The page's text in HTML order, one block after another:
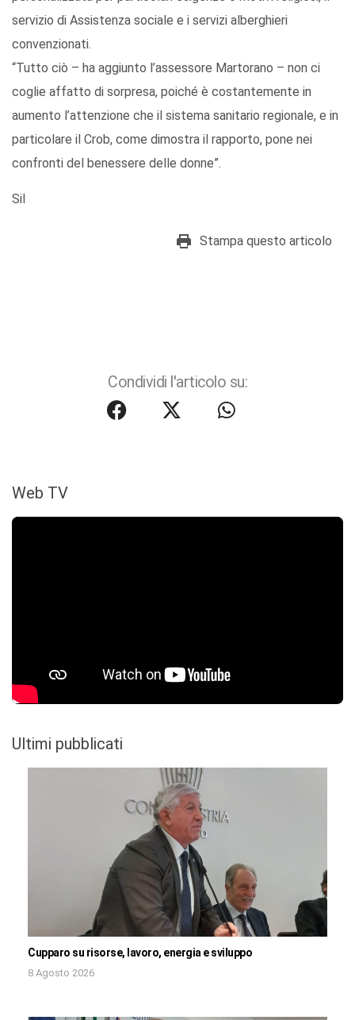
servizio di Assistenza sociale e i servizi alberghieri
convenzionati.
“Tutto ciò – ha aggiunto l’assessore Martorano – non ci
coglie affatto di sorpresa, poiché è costantemente in
aumento l’attenzione che il sistema sanitario regionale, e in
particolare il Crob, come dimostra il rapporto, pone nei
confronti del benessere delle donne”.
Sil
Stampa questo articolo
Condividi l'articolo su:
Web TV
Ultimi pubblicati
Cupparo su risorse, lavoro, energia e sviluppo
8 Agosto 2026